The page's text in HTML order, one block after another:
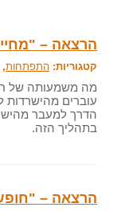
הרצאה –
קטגוריות: התפתחות,
מה משמעותה של
עוברים
הדרך למעבר
בתהליך הזה.
הרצאה –